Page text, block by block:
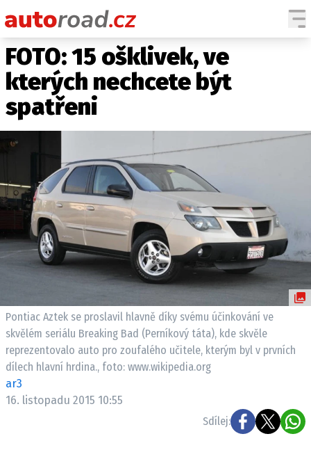
AUTA
TESTY AUT
HISTORIE
ZAJÍMAVOSTI
TECHNIKA
EKONOMIKA
ČESKÝ TRH
TUNING
PROFI
ELEKTRO
NOVINKY ZE SVĚTA EV
TESTY ELEKTROMOBILŮ
TRH S ELEKTROMOBILY
FOTO: 15 ošklivek, ve
kterých nechcete být
spatřeni
Pontiac Aztek se proslavil hlavně díky svému účinkování ve
skvělém seriálu Breaking Bad (Perníkový táta), kde skvěle
reprezentovalo auto pro zoufalého učitele, kterým byl v prvních
dílech hlavní hrdina., foto: www.wikipedia.org
ar3
16. listopadu 2015 10:55
Sdílej: